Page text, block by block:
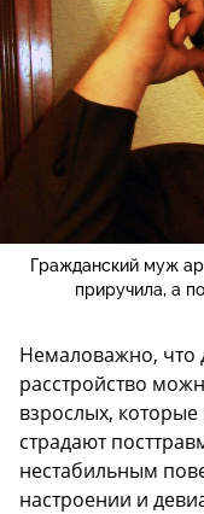
Гражданский муж
приручила, а
Немаловажно, что
расстройство
взрослых, которые
страдают
нестабильным
настроении и